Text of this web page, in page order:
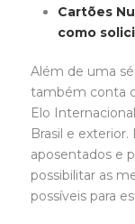
Cartões
como
Além de uma
também conta
Elo
Brasil e
aposentados e
possibilitar as
possíveis para